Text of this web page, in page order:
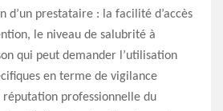
d’un prestataire : la facilité d’accès
le niveau de salubrité à
qui peut demander l’utilisation
en terme de vigilance
professionnelle du